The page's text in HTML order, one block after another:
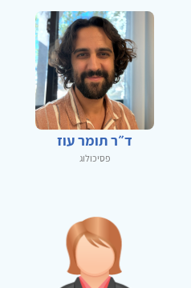
ד״ר תומר עוז
פסיכולוג